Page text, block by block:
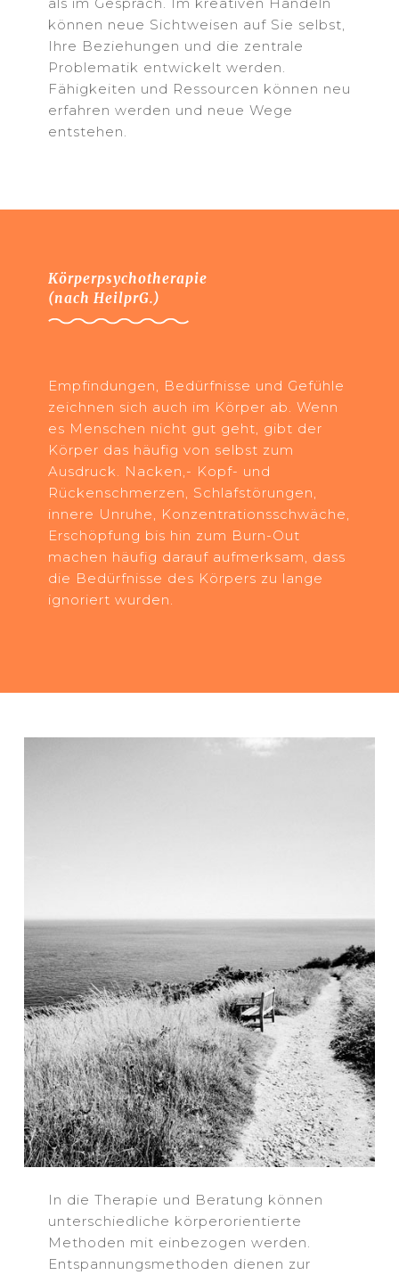
als im Gespräch. Im kreativen Handeln
können neue Sichtweisen auf Sie selbst,
Ihre Beziehungen und die zentrale
Problematik entwickelt werden.
Fähigkeiten und Ressourcen können neu
erfahren werden und neue Wege
entstehen.
Körperpsychotherapie
(nach HeilprG.)
Empfindungen, Bedürfnisse und Gefühle
zeichnen sich auch im Körper ab. Wenn
es Menschen nicht gut geht, gibt der
Körper das häufig von selbst zum
Ausdruck. Nacken,- Kopf- und
Rückenschmerzen, Schlafstörungen,
innere Unruhe, Konzentrationsschwäche,
Erschöpfung bis hin zum Burn-Out
machen häufig darauf aufmerksam, dass
die Bedürfnisse des Körpers zu lange
ignoriert wurden.
In die Therapie und Beratung können
unterschiedliche körperorientierte
Methoden mit einbezogen werden.
Entspannungsmethoden dienen zur